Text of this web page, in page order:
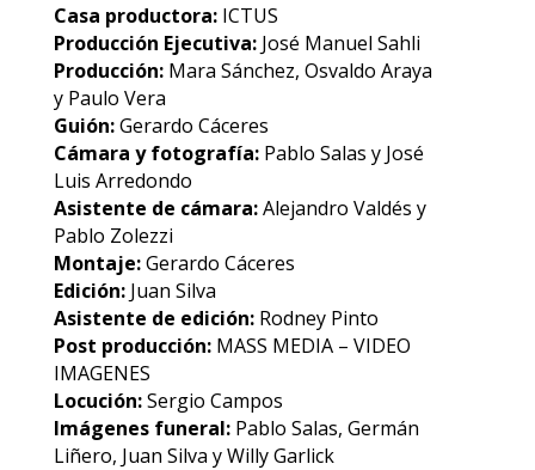
Casa productora:ICTUS
Producción Ejecutiva:José Manuel Sahli
Producción:Mara Sánchez, Osvaldo Araya
y Paulo Vera
Guión:Gerardo Cáceres
Cámara y fotografía:Pablo Salas y José
Luis Arredondo
Asistente de cámara:Alejandro Valdés y
Pablo Zolezzi
Montaje:Gerardo Cáceres
Edición:Juan Silva
Asistente de edición:Rodney Pinto
Post producción:MASS MEDIA – VIDEO
IMAGENES
Locución:Sergio Campos
Imágenes funeral:Pablo Salas, Germán
Liñero, Juan Silva y Willy Garlick